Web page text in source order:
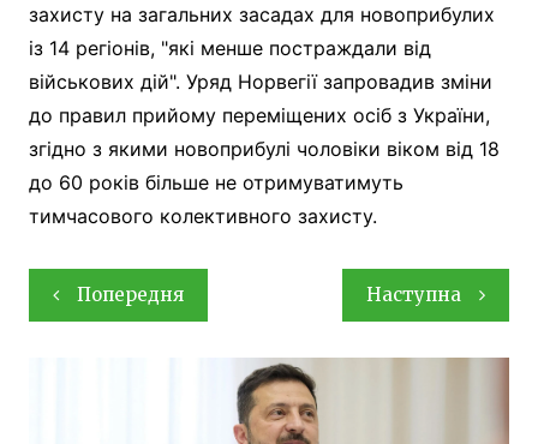
захисту на загальних засадах для новоприбулих
із 14 регіонів, "які менше постраждали від
військових дій". Уряд Норвегії запровадив зміни
до правил прийому переміщених осіб з України,
згідно з якими новоприбулі чоловіки віком від 18
до 60 років більше не отримуватимуть
тимчасового колективного захисту.
Навігація
записів
Попередня Наступна